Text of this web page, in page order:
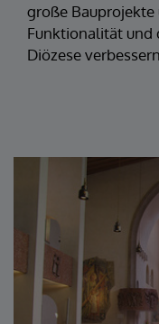
große
Funktionalität und
Diözese